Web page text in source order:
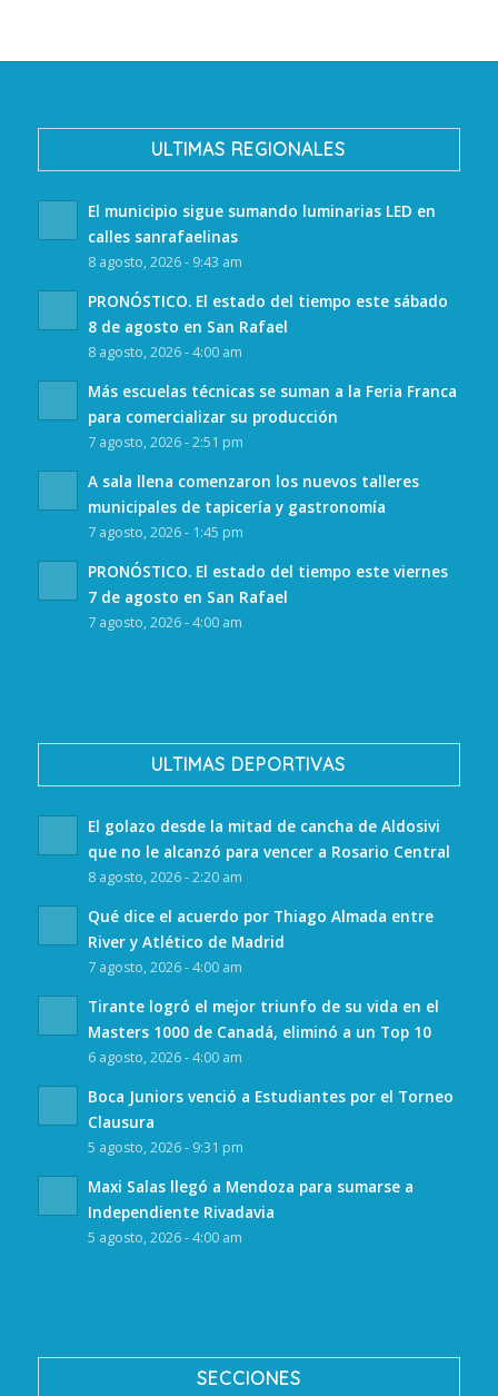
ULTIMAS REGIONALES
El municipio sigue sumando luminarias LED en
calles sanrafaelinas
8 agosto, 2026 - 9:43 am
PRONÓSTICO. El estado del tiempo este sábado
8 de agosto en San Rafael
8 agosto, 2026 - 4:00 am
Más escuelas técnicas se suman a la Feria Franca
para comercializar su producción
7 agosto, 2026 - 2:51 pm
A sala llena comenzaron los nuevos talleres
municipales de tapicería y gastronomía
7 agosto, 2026 - 1:45 pm
PRONÓSTICO. El estado del tiempo este viernes
7 de agosto en San Rafael
7 agosto, 2026 - 4:00 am
ULTIMAS DEPORTIVAS
El golazo desde la mitad de cancha de Aldosivi
que no le alcanzó para vencer a Rosario Central
8 agosto, 2026 - 2:20 am
Qué dice el acuerdo por Thiago Almada entre
River y Atlético de Madrid
7 agosto, 2026 - 4:00 am
Tirante logró el mejor triunfo de su vida en el
Masters 1000 de Canadá, eliminó a un Top 10
6 agosto, 2026 - 4:00 am
Boca Juniors venció a Estudiantes por el Torneo
Clausura
5 agosto, 2026 - 9:31 pm
Maxi Salas llegó a Mendoza para sumarse a
Independiente Rivadavia
5 agosto, 2026 - 4:00 am
SECCIONES